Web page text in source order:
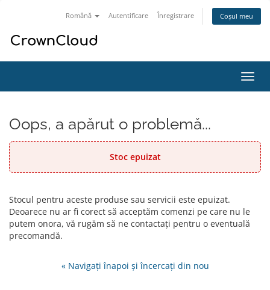
Română Autentificare Înregistrare Coșul meu
Oops, a apărut o problemă...
Stoc epuizat
Stocul pentru aceste produse sau servicii este epuizat.
Deoarece nu ar fi corect să acceptăm comenzi pe care nu le
putem onora, vă rugăm să ne contactați pentru o eventuală
precomandă.
« Navigați înapoi și încercați din nou